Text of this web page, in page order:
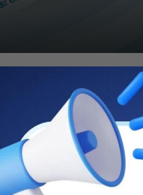
DENUNCIA EJ. ILEGAL